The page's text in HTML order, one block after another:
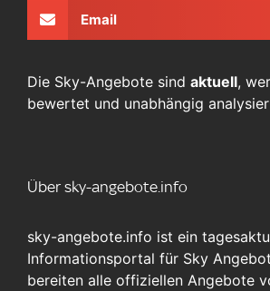
Email
Die Sky-Angebote sind aktuell,
bewertet und unabhängig
Über sky-angebote.info
sky-angebote.info ist ein
Informationsportal für Sky
bereiten alle offiziellen Angebote